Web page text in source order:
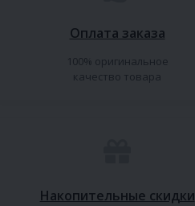
Оплата заказа
100% оригинальное
качество товара
Накопительные скидки